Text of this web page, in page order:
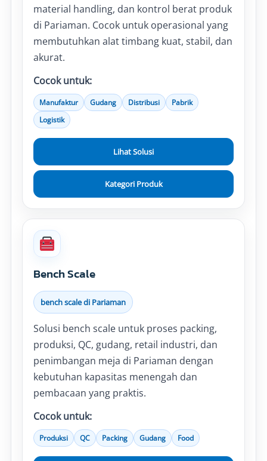
material handling, dan kontrol berat produk
di Pariaman. Cocok untuk operasional yang
membutuhkan alat timbang kuat, stabil, dan
akurat.
Cocok untuk:
Manufaktur Gudang Distribusi
Pabrik
Logistik
Lihat Solusi
Kategori Produk
Bench Scale
bench scale di Pariaman
Solusi bench scale untuk proses packing,
produksi, QC, gudang, retail industri, dan
penimbangan meja di Pariaman dengan
kebutuhan kapasitas menengah dan
pembacaan yang praktis.
Cocok untuk:
Produksi QC Packing Gudang Food